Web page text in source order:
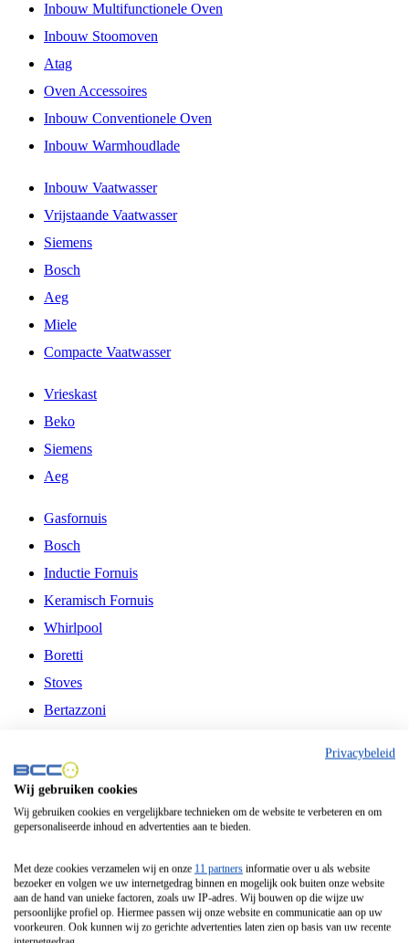
Inbouw Multifunctionele Oven
Inbouw Stoomoven
Atag
Oven Accessoires
Inbouw Conventionele Oven
Inbouw Warmhoudlade
Inbouw Vaatwasser
Vrijstaande Vaatwasser
Siemens
Bosch
Aeg
Miele
Compacte Vaatwasser
Vrieskast
Beko
Siemens
Aeg
Gasfornuis
Bosch
Inductie Fornuis
Keramisch Fornuis
Whirlpool
Boretti
Stoves
Bertazzoni
Fitelli
Airfryer
Frituurpan
Contactgrill
Broodbakmachine
Broodrooster
Privacybeleid
Wij gebruiken cookies
Wij gebruiken cookies en vergelijkbare technieken om de website te verbeteren en om
gepersonaliseerde inhoud en advertenties aan te bieden.
Met deze cookies verzamelen wij en onze 11 partners informatie over u als website
bezoeker en volgen we uw internetgedrag binnen en mogelijk ook buiten onze website
aan de hand van unieke factoren, zoals uw IP-adres. Wij bouwen op die wijze uw
persoonlijke profiel op. Hiermee passen wij onze website en communicatie aan op uw
voorkeuren. Ook kunnen wij zo gerichte advertenties laten zien op basis van uw recente